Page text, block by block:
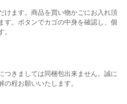
けます。商品を買い物かごにお入れ頂
す。ボタンでカゴの中身を確認し、個
。
つきましては同梱包出来ません。誠に
程お願いいたします。